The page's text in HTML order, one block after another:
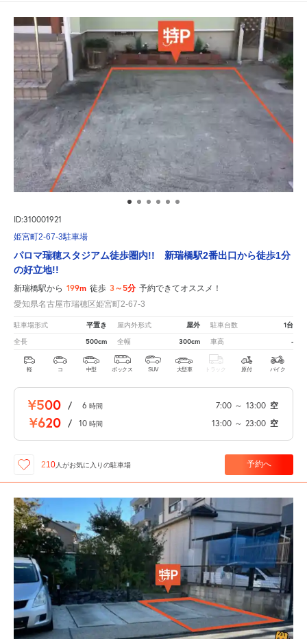
ID:310001921
姫宮町2-67-3駐車場
パロマ瑞穂スタジアム徒歩圏内!! 新瑞橋駅2番出口から徒歩1分
の好立地!!
新瑞橋駅から 199m 徒歩 3～5分 予約できてオススメ！
愛知県名古屋市瑞穂区姫宮町2-67-3
駐車場形式 平置き 屋内外形式 屋外 駐車台数 1台
全長 500cm 全幅 300cm 車高 -
軽 コ 中型 ボックス SUV 大型車 トラック 原付 バイク
¥500 / 6 時間 7:00 ～ 13:00 空
¥620 / 10 時間 13:00 ～ 23:00 空
210 人がお気に入りの駐車場 予約へ